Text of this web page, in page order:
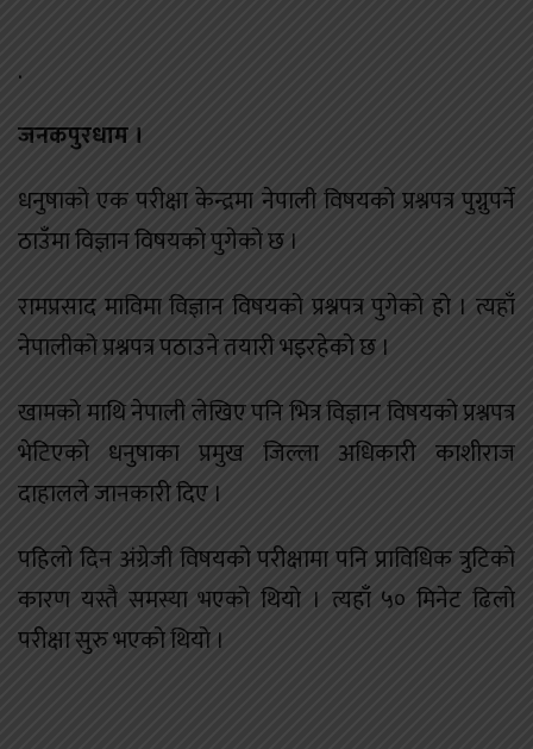
.
जनकपुरधाम ।
धनुषाको एक परीक्षा केन्द्रमा नेपाली विषयको प्रश्नपत्र पुग्नुपर्ने
ठाउँमा विज्ञान विषयको पुगेको छ ।
रामप्रसाद माविमा विज्ञान विषयको प्रश्नपत्र पुगेको हो । त्यहाँ
नेपालीको प्रश्नपत्र पठाउने तयारी भइरहेको छ ।
खामको माथि नेपाली लेखिए पनि भित्र विज्ञान विषयको प्रश्नपत्र
भेटिएको धनुषाका प्रमुख जिल्ला अधिकारी काशीराज
दाहालले जानकारी दिए ।
पहिलो दिन अंग्रेजी विषयको परीक्षामा पनि प्राविधिक त्रुटिको
कारण यस्तै समस्या भएको थियो । त्यहाँ ५० मिनेट ढिलो
परीक्षा सुरु भएको थियो ।